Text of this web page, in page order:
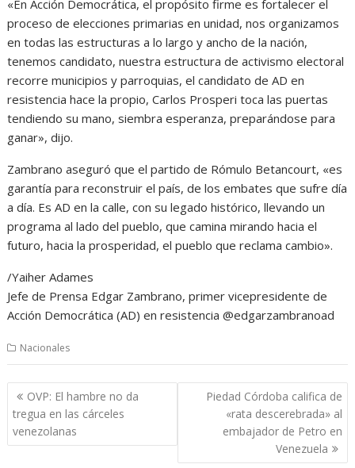
«En Acción Democrática, el propósito firme es fortalecer el
proceso de elecciones primarias en unidad, nos organizamos
en todas las estructuras a lo largo y ancho de la nación,
tenemos candidato, nuestra estructura de activismo electoral
recorre municipios y parroquias, el candidato de AD en
resistencia hace la propio, Carlos Prosperi toca las puertas
tendiendo su mano, siembra esperanza, preparándose para
ganar», dijo.
Zambrano aseguró que el partido de Rómulo Betancourt, «es
garantía para reconstruir el país, de los embates que sufre día
a día. Es AD en la calle, con su legado histórico, llevando un
programa al lado del pueblo, que camina mirando hacia el
futuro, hacia la prosperidad, el pueblo que reclama cambio».
/Yaiher Adames
Jefe de Prensa Edgar Zambrano, primer vicepresidente de
Acción Democrática (AD) en resistencia @edgarzambranoad
Nacionales
Navegación
de
entradas
OVP: El hambre no da
tregua en las cárceles
venezolanas
Piedad Córdoba califica de
«rata descerebrada» al
embajador de Petro en
Venezuela